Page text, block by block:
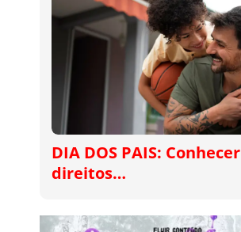
DIA DOS PAIS: Conhecer
direitos…